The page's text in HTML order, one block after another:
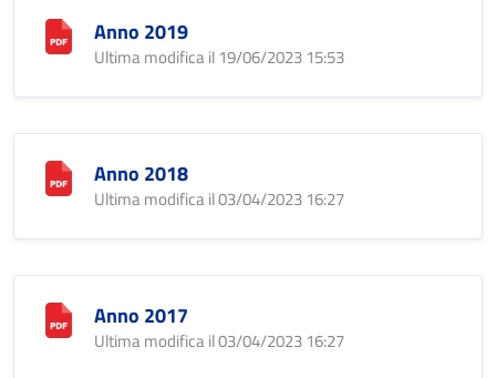
Anno 2019
Ultima modifica il 19/06/2023 15:53
Anno 2018
Ultima modifica il 03/04/2023 16:27
Anno 2017
Ultima modifica il 03/04/2023 16:27